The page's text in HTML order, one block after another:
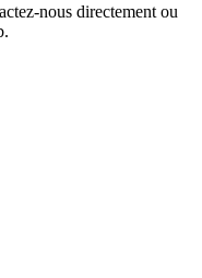
nous directement ou